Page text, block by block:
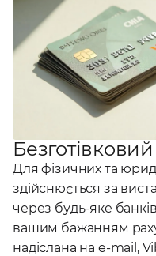
Для фізичних та
здійснюється за
через будь-яке
вашим бажанням
надіслана на e-mail,